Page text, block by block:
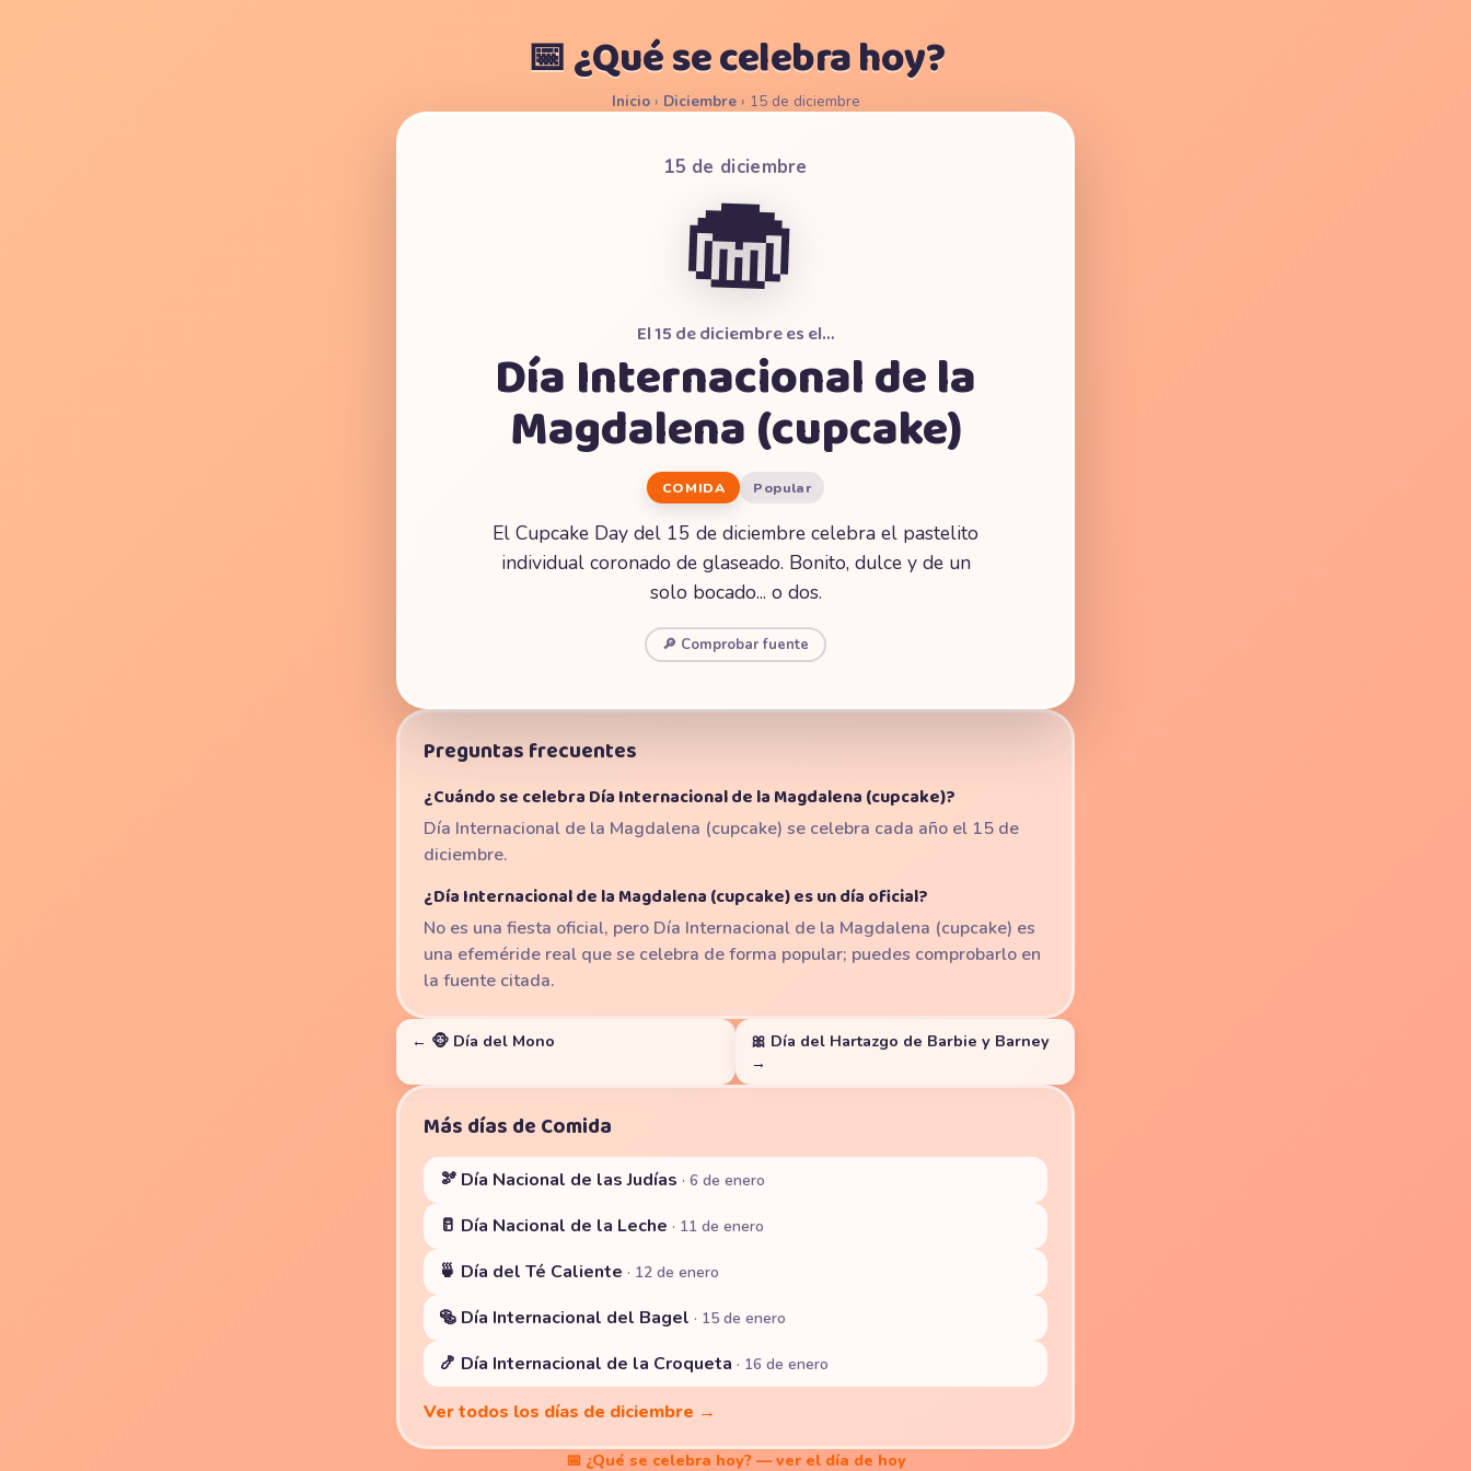
📅 ¿Qué se celebra hoy?
Inicio› Diciembre› 15 de diciembre
15 de diciembre
🧁
El 15 de diciembre es el…
Día Internacional de la
Magdalena (cupcake)
COMIDA Popular
El Cupcake Day del 15 de diciembre celebra el pastelito
individual coronado de glaseado. Bonito, dulce y de un
solo bocado... o dos.
🔎 Comprobar fuente
Preguntas frecuentes
¿Cuándo se celebra Día Internacional de la Magdalena (cupcake)?
Día Internacional de la Magdalena (cupcake) se celebra cada año el 15 de
diciembre.
¿Día Internacional de la Magdalena (cupcake) es un día oficial?
No es una fiesta oficial, pero Día Internacional de la Magdalena (cupcake) es
una efeméride real que se celebra de forma popular; puedes comprobarlo en
la fuente citada.
← 🐵 Día del Mono
🎀 Día del Hartazgo de Barbie y Barney
→
Más días de Comida
🫘 Día Nacional de las Judías · 6 de enero
🥛 Día Nacional de la Leche · 11 de enero
🍵 Día del Té Caliente · 12 de enero
🥯 Día Internacional del Bagel · 15 de enero
🍤 Día Internacional de la Croqueta · 16 de enero
Ver todos los días de diciembre →
📅 ¿Qué se celebra hoy? — ver el día de hoy